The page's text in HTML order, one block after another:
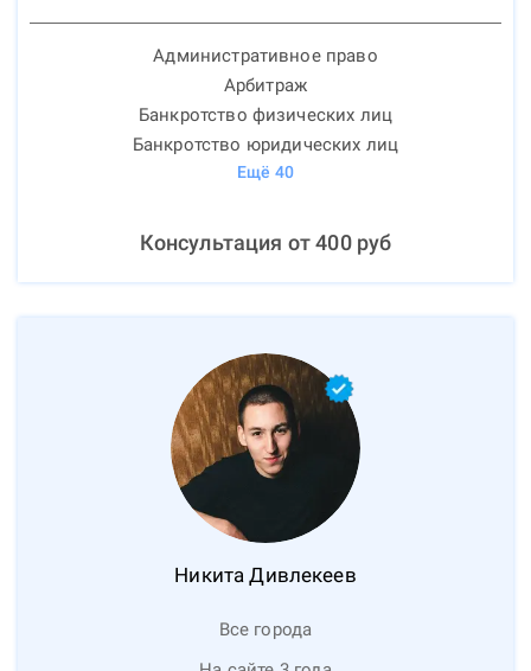
Административное право
Арбитраж
Банкротство физических лиц
Банкротство юридических лиц
Ещё 40
Консультация от400руб
Никита Дивлекеев
Все города